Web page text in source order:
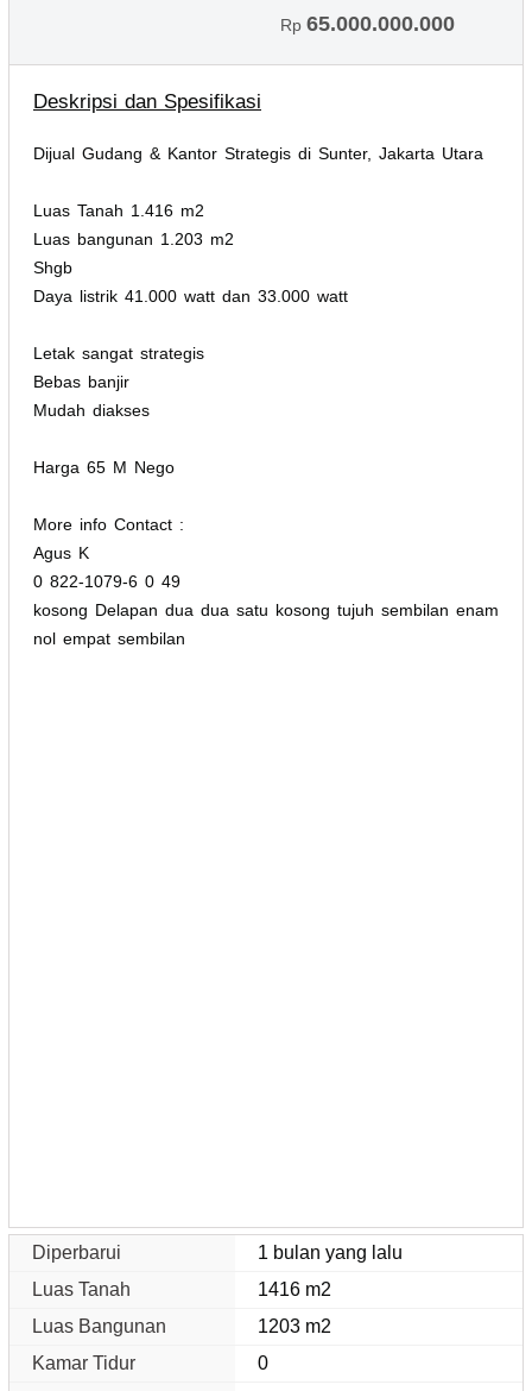
Rp 65.000.000.000
Deskripsi dan Spesifikasi
Dijual Gudang & Kantor Strategis di Sunter, Jakarta Utara
Luas Tanah 1.416 m2
Luas bangunan 1.203 m2
Shgb
Daya listrik 41.000 watt dan 33.000 watt
Letak sangat strategis
Bebas banjir
Mudah diakses
Harga 65 M Nego
More info Contact :
Agus K
0 822-1079-6 0 49
kosong Delapan dua dua satu kosong tujuh sembilan enam
nol empat sembilan
Diperbarui
1 bulan yang lalu
Luas Tanah
1416 m2
Luas Bangunan
1203 m2
Kamar Tidur
0